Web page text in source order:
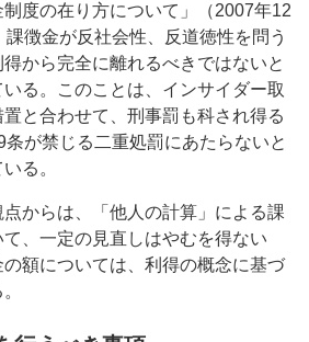
度の在り方について」（2007年12
徴金が反社会性、反道徳性を問う
から完全に離れるべきではないと
る。このことは、インサイダー取
と合わせて、刑事罰も科され得る
が禁じる二重処罰にあたらないと
る。
からは、「他人の計算」による課
、一定の見直しはやむを得ない
額については、利得の概念に基づ